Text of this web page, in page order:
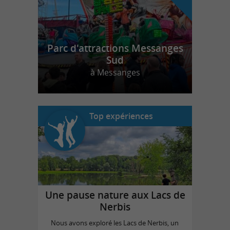
Parc d'attractions Messanges
Sud
à Messanges
Top expériences
Une pause nature aux Lacs de
Nerbis
Nous avons exploré les Lacs de Nerbis, un